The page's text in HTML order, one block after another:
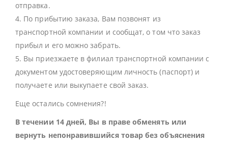
отправка.
4. По прибытию заказа, Вам позвонят из
транспортной компании и сообщат, о том что заказ
прибыл и его можно забрать.
5. Вы приезжаете в филиал транспортной компании с
документом удостоверяющим личность (паспорт) и
получаете или выкупаете свой заказ.
Еще остались сомнения?!
В течении 14 дней, Вы в праве обменять или
вернуть непонравившийся товар без объяснения